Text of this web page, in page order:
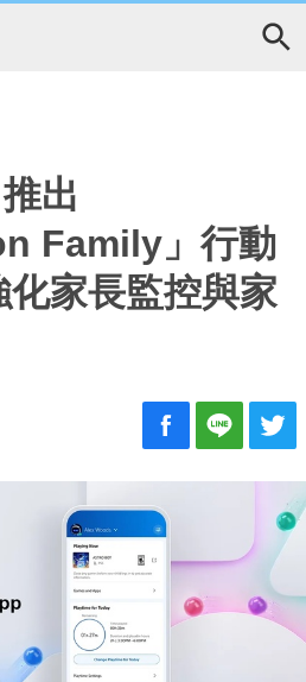
出
Family」行動
化家長監控與家